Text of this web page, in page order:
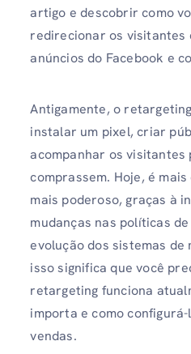
artigo e descobrir como
redirecionar os visitantes
anúncios do Facebook e
Antigamente, o
instalar um pixel, criar
acompanhar os
comprassem. Hoje, é
mais poderoso, graças à
mudanças nas políticas
evolução dos sistemas
isso significa que você
retargeting funciona
importa e como
vendas.